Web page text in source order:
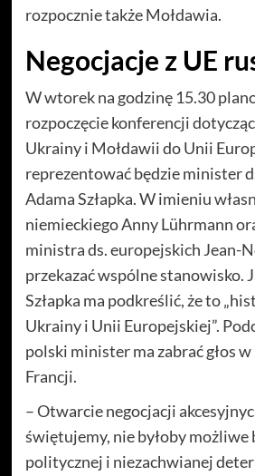
rozpocznie także Mołdawia.
Negocjacje z UE
W wtorek na godzinę 15.30
rozpoczęcie konferencji
Ukrainy i Mołdawii do Unii
reprezentować będzie minister
Adama Szłapka. W imieniu
niemieckiego Anny Lührmann
ministra ds. europejskich Jean-
przekazać wspólne stanowisko.
Szłapka ma podkreślić, że to
Ukrainy i Unii Europejskiej”.
polski minister ma zabrać głos
Francji.
– Otwarcie negocjacji
świętujemy, nie byłoby możliwe
politycznej i niezachwianej